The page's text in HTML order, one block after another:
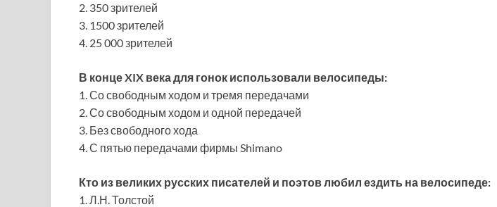
2. 350 зрителей
3. 1500 зрителей
4. 25 000 зрителей
В конце XIX века для гонок использовали велосипеды:
1. Со свободным ходом и тремя передачами
2. Со свободным ходом и одной передачей
3. Без свободного хода
4. С пятью передачами фирмы Shimano
Кто из великих русских писателей и поэтов любил ездить на велосипеде:
1. Л.Н. Толстой